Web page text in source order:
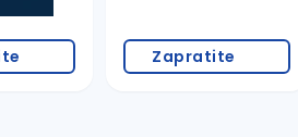
Zapratite